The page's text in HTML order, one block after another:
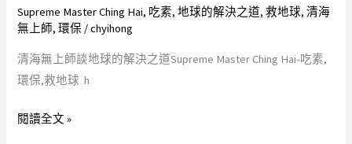
者
安
厭
惡
Supreme Master Ching Hai, 吃素,地球的解決之道,救地球,清海
無上師,環保 /chyihong
清海無上師談地球的解決之道Supreme Master Ching Hai-吃素,
環保,救地球 h
球
的
解
決
道
閱讀全文 »